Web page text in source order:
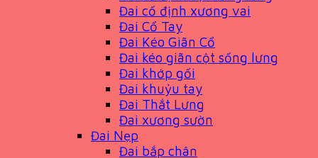
Đai cố định xương vai
Đai Cổ Tay
Đai Kéo Giãn Cổ
Đai kéo giãn cột sống lưng
Đai khớp gối
Đai khuỷu tay
Đai Thắt Lưng
Đai xương sườn
Đai Nẹp
Đai bắp chân